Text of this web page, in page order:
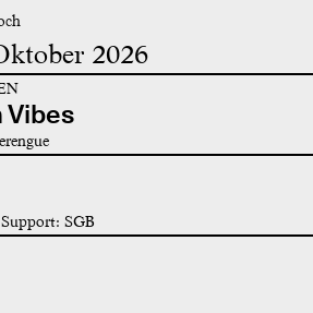
2026
Vibes
SGB